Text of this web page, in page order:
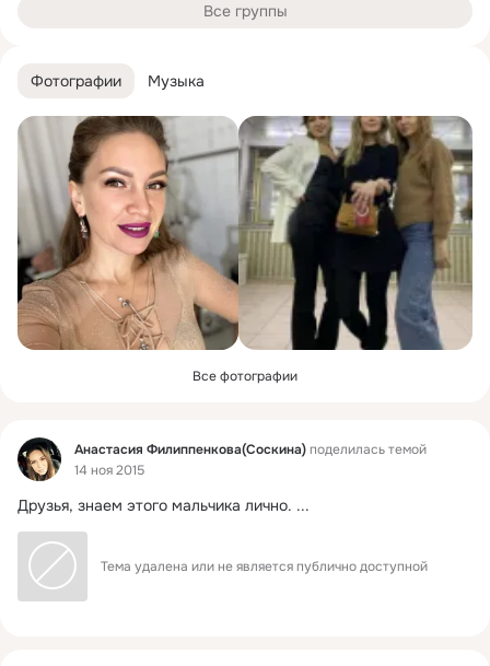
Фотографии Музыка
Все фотографии
Фид Анастасия Филиппенкова(Соскина)поделилась темой
14 ноя 2015
Друзья, знаем этого мальчика лично. ...
Тема удалена или не является публично доступной
Все группы